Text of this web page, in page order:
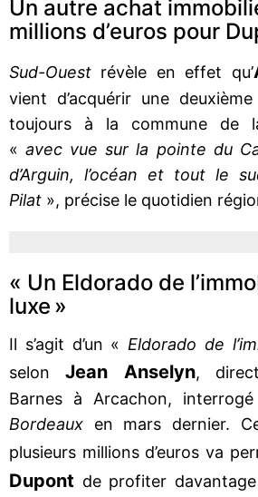
Un autre achat
millions d’euros pour
Sud-Ouest révèle en effet qu’
vient d’acquérir une
toujours à la commune de
«avec vue sur la pointe du
d’Arguin, l’océan et tout le
Pilat », précise le quotidien
« Un Eldorado de
luxe »
Il s’agit d’un « Eldorado de
selonJean Anselyn,
Barnes à Arcachon,
Bordeaux en mars dernier.
plusieurs millions d’euros va
Dupont de profiter